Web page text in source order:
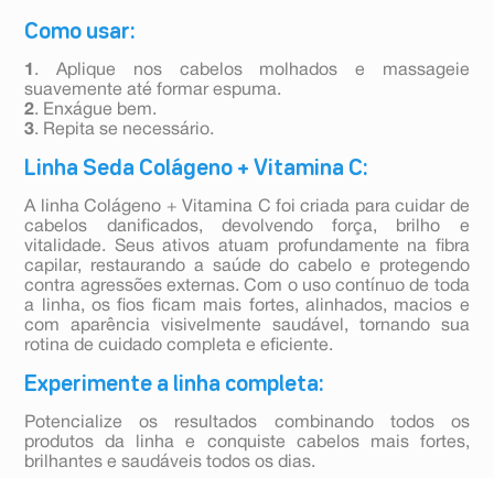
Como usar:
1 . Aplique nos cabelos molhados e massageie
suavemente até formar espuma.
2. Enxágue bem.
3. Repita se necessário.
Linha Seda Colágeno + Vitamina C:
A linha Colágeno + Vitamina C foi criada para cuidar de
cabelos danificados, devolvendo força, brilho e
vitalidade. Seus ativos atuam profundamente na fibra
capilar, restaurando a saúde do cabelo e protegendo
contra agressões externas. Com o uso contínuo de toda
a linha, os fios ficam mais fortes, alinhados, macios e
com aparência visivelmente saudável, tornando sua
rotina de cuidado completa e eficiente.
Experimente a linha completa:
Potencialize os resultados combinando todos os
produtos da linha e conquiste cabelos mais fortes,
brilhantes e saudáveis todos os dias.